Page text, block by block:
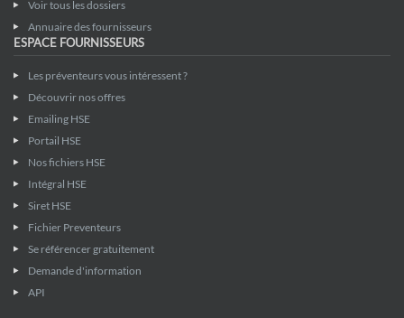
Voir tous les dossiers
Annuaire des fournisseurs
ESPACE FOURNISSEURS
Les préventeurs vous intéressent ?
Découvrir nos offres
Emailing HSE
Portail HSE
Nos fichiers HSE
Intégral HSE
Siret HSE
Fichier Preventeurs
Se référencer gratuitement
Demande d'information
API